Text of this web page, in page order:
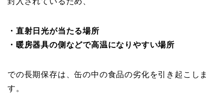
・直射日光が当たる場所
・暖房器具の側などで高温になりやすい場所
での長期保存は、缶の中の食品の劣化を引き起こしま
す。